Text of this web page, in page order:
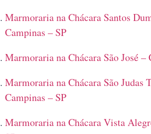
Marmoraria na Chácara Santos
Campinas – SP
Marmoraria na Chácara São José –
Marmoraria na Chácara São Judas
Campinas – SP
Marmoraria na Chácara Vista